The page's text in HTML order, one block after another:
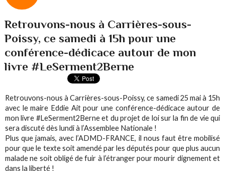
Retrouvons-nous à Carrières-sous-
Poissy, ce samedi à 15h pour une
conférence-dédicace autour de mon
livre #LeSerment2Berne
Retrouvons-nous à Carrières-sous-Poissy, ce samedi 25 mai à 15h
avec le maire Eddie Ait pour une conférence-dédicace autour de
mon livre #LeSerment2Berne et du projet de loi sur la fin de vie qui
sera discuté dès lundi à l’Assemblee Nationale !
Plus que jamais, avec l’ADMD-FRANCE, il nous faut être mobilisé
pour que le texte soit amendé par les députés pour que plus aucun
malade ne soit obligé de fuir à l’étranger pour mourir dignement et
dans la liberté !